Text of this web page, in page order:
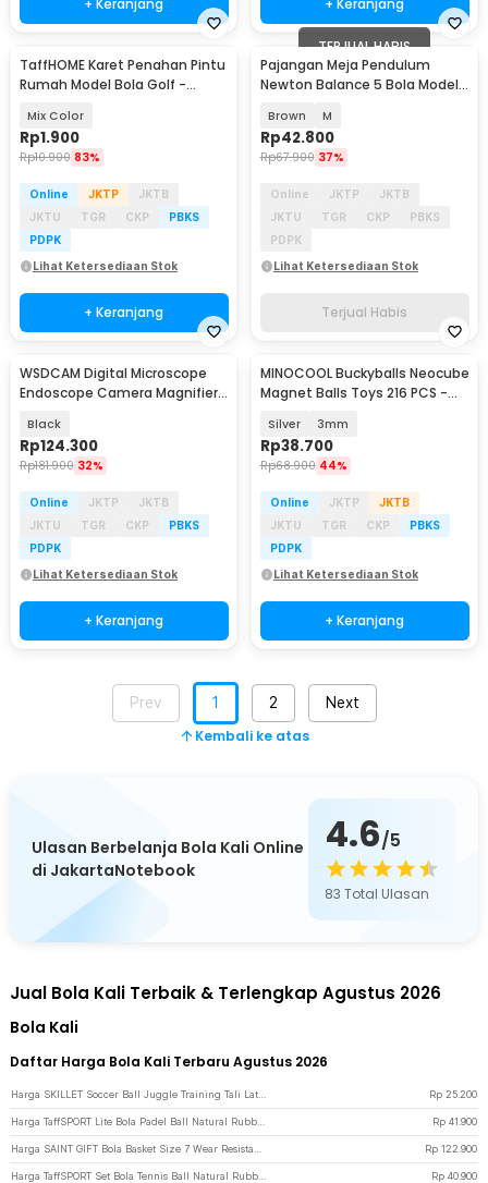
TaffHOME Karet Penahan Pintu
Rumah Model Bola Golf -
Mix Color
Rp1.900
Rp10.900 83%
Online JKTP
JKTB
JKTU
TGR CKP
PBKS
PDPK
Lihat Ketersediaan Stok
+ Keranjang
TERJUAL HABIS
Pajangan Meja Pendulum
Newton Balance 5 Bola Model
Brown M
Rp42.800
Rp67.900 37%
Online JKTP
JKTB
JKTU
TGR CKP
PBKS
PDPK
Lihat Ketersediaan Stok
Terjual Habis
WSDCAM Digital Microscope
Endoscope Camera Magnifier
Black
Rp124.300
Rp181.900 32%
Online JKTP
JKTB
JKTU
TGR CKP
PBKS
PDPK
Lihat Ketersediaan Stok
+ Keranjang
MINOCOOL Buckyballs Neocube
Magnet Balls Toys 216 PCS -
Silver 3mm
Rp38.700
Rp68.900 44%
Online JKTP
JKTB
JKTU
TGR CKP
PBKS
PDPK
Lihat Ketersediaan Stok
+ Keranjang
Prev 1 2 Next
Kembali ke atas
Ulasan Berbelanja Bola Kali Online
di JakartaNotebook
4.6/5
83 Total Ulasan
Jual Bola Kali Terbaik & Terlengkap Agustus 2026
Bola Kali
Daftar Harga Bola Kali Terbaru Agustus 2026
Rp 25.200
Rp 41.900
Rp 122.900
Rp 40.900